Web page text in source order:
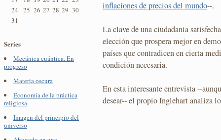
24
25 26 27 28 29 30
31
Series
Mecánica cuántica. En
progreso
Materia oscura
Economía de la práctica
religiosa
Imagen del principio del
universo
inflaciones de precios del mundo--.
La clave de una ciudadanía
elección que prospera mejor en
países que contradicen en cierta
condición necesaria.
En esta interesante entrevista --
desear-- el propio Inglehart analiza